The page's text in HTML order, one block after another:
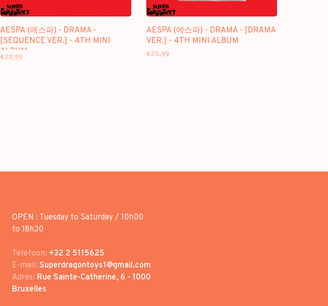
AESPA (에스파) - DRAMA -
[SEQUENCE VER.] - 4TH MINI
ALBUM
€23,99
AESPA (에스파) - DRAMA - [DRAMA
VER.] - 4TH MINI ALBUM
€25,99
OPEN : Tuesday to Saturday / 10h00
to 18h30
Telefoon: +32 2 5115625
E-mail: Superdragontoys1@gmail.com
Adres: Rue Sainte-Catherine, 6 - 1000
Bruxelles